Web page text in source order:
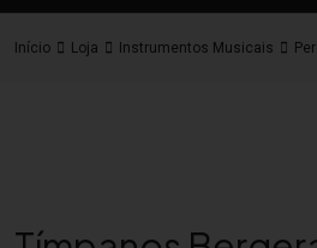
Início Loja Instrumentos Musicais